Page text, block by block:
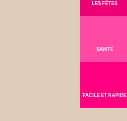
LES FÊTES
SANTÉ
FACILE ET RAPIDE